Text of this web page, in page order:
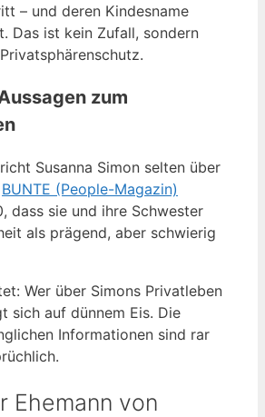
– und deren Kindesname
Das ist kein Zufall, sondern
zum
Susanna Simon selten über
BUNTE (People-Magazin)
dass sie und ihre Schwester
als prägend, aber schwierig
Wer über Simons Privatleben
sich auf dünnem Eis. Die
Informationen sind rar
Ehemann von